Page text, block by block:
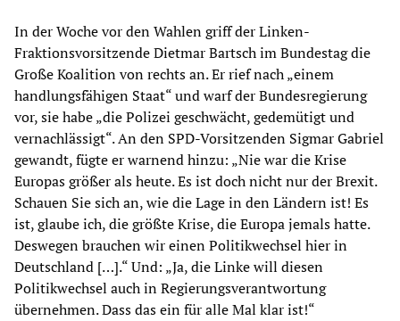
In der Woche vor den Wahlen griff der Linken-
Fraktionsvorsitzende Dietmar Bartsch im Bundestag die
Große Koalition von rechts an. Er rief nach „einem
handlungsfähigen Staat“ und warf der Bundesregierung
vor, sie habe „die Polizei geschwächt, gedemütigt und
vernachlässigt“. An den SPD-Vorsitzenden Sigmar Gabriel
gewandt, fügte er warnend hinzu: „Nie war die Krise
Europas größer als heute. Es ist doch nicht nur der Brexit.
Schauen Sie sich an, wie die Lage in den Ländern ist! Es
ist, glaube ich, die größte Krise, die Europa jemals hatte.
Deswegen brauchen wir einen Politikwechsel hier in
Deutschland […].“ Und: „Ja, die Linke will diesen
Politikwechsel auch in Regierungsverantwortung
übernehmen. Dass das ein für alle Mal klar ist!“